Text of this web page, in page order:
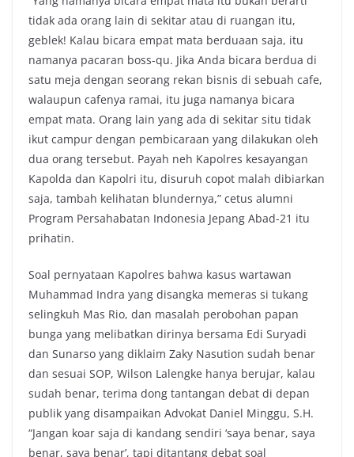
tidak ada orang lain di sekitar atau di ruangan itu,
geblek! Kalau bicara empat mata berduaan saja, itu
namanya pacaran boss-qu. Jika Anda bicara berdua di
satu meja dengan seorang rekan bisnis di sebuah cafe,
walaupun cafenya ramai, itu juga namanya bicara
empat mata. Orang lain yang ada di sekitar situ tidak
ikut campur dengan pembicaraan yang dilakukan oleh
dua orang tersebut. Payah neh Kapolres kesayangan
Kapolda dan Kapolri itu, disuruh copot malah dibiarkan
saja, tambah kelihatan blundernya,” cetus alumni
Program Persahabatan Indonesia Jepang Abad-21 itu
prihatin.
Soal pernyataan Kapolres bahwa kasus wartawan
Muhammad Indra yang disangka memeras si tukang
selingkuh Mas Rio, dan masalah perobohan papan
bunga yang melibatkan dirinya bersama Edi Suryadi
dan Sunarso yang diklaim Zaky Nasution sudah benar
dan sesuai SOP, Wilson Lalengke hanya berujar, kalau
sudah benar, terima dong tantangan debat di depan
publik yang disampaikan Advokat Daniel Minggu, S.H.
“Jangan koar saja di kandang sendiri ‘saya benar, saya
benar, saya benar’, tapi ditantang debat soal